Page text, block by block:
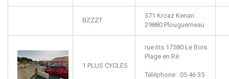
BZZZT
371 Kroaz Kenan
29880 Plouguerneau
1 PLUS CYCLES
rue Iris 17580 Le Bois
Plage en Ré
Téléphone : 05 46 35